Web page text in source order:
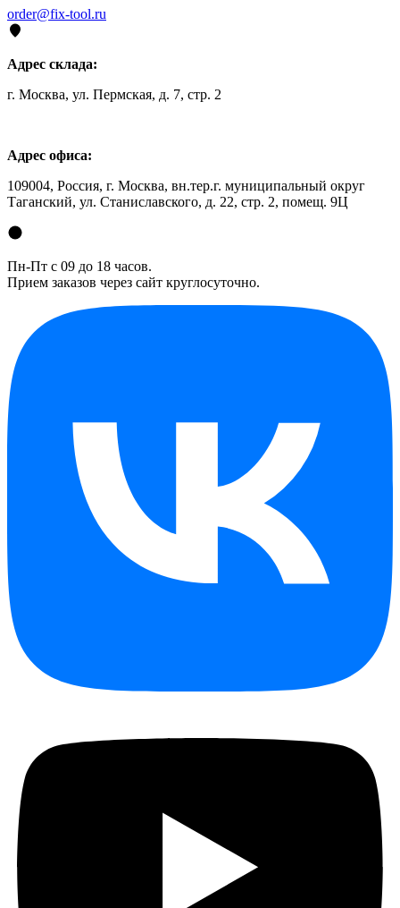
order@fix-tool.ru
Адрес склада:
г. Москва, ул. Пермская, д. 7, стр. 2
Адрес офиса:
109004, Россия, г. Москва, вн.тер.г. муниципальный округ
Таганский, ул. Станиславского, д. 22, стр. 2, помещ. 9Ц
Пн-Пт с 09 до 18 часов.
Прием заказов через сайт круглосуточно.